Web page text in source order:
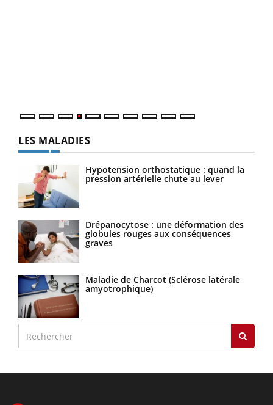
LES MALADIES
Hypotension orthostatique : quand la
pression artérielle chute au lever
Drépanocytose : une déformation des
globules rouges aux conséquences
graves
Maladie de Charcot (Sclérose latérale
amyotrophique)